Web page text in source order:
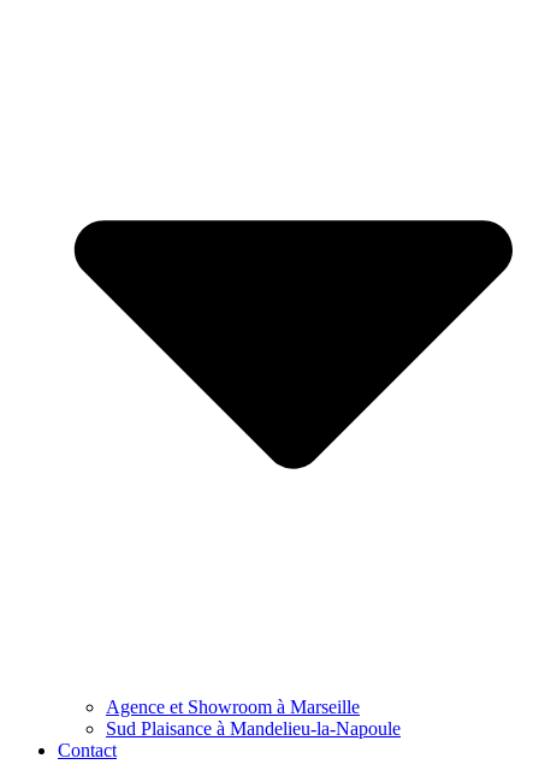
Agence et Showroom à Marseille
Sud Plaisance à Mandelieu-la-Napoule
Contact